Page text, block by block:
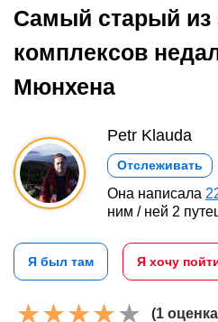
Самый старый из
комплексов
Мюнхена
Petr Klauda
Отслеживать
Она написала
ним / ней 2
Я был там Я хочу
(1